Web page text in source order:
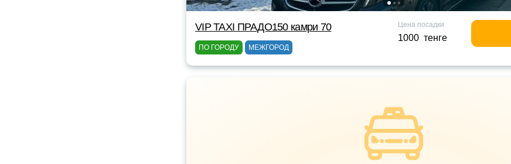
VIP TAXI ПРАДО150 камри 70
ПО ГОРОДУ МЕЖГОРОД
Цена посадки
1000 тенге